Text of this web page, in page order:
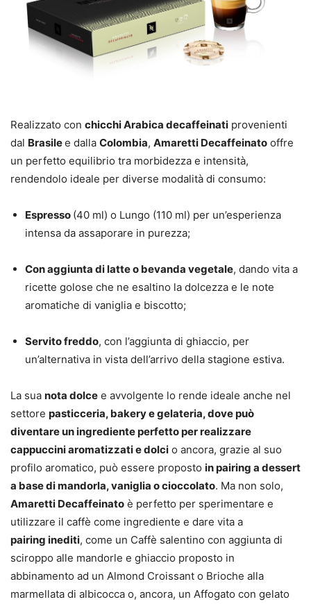
Realizzato con chicchi Arabica decaffeinati provenienti
dal Brasilee dalla Colombia, Amaretti Decaffeinato offre
un perfetto equilibrio tra morbidezza e intensità,
rendendolo ideale per diverse modalità di consumo:
Espresso (40 ml) o Lungo (110 ml) per un’esperienza
intensa da assaporare in purezza;
Con aggiunta di latte o bevanda vegetale, dando vita a
ricette golose che ne esaltino la dolcezza e le note
aromatiche di vaniglia e biscotto;
Servito freddo, con l’aggiunta di ghiaccio, per
un’alternativa in vista dell’arrivo della stagione estiva.
La sua nota dolce e avvolgente lo rende ideale anche nel
settore pasticceria, bakery e gelateria, dove può
diventare un ingrediente perfetto per realizzare
cappuccini aromatizzati e dolci o ancora, grazie al suo
profilo aromatico, può essere proposto in pairing a dessert
a base di mandorla, vaniglia o cioccolato. Ma non solo,
Amaretti Decaffeinato è perfetto per sperimentare e
utilizzare il caffè come ingrediente e dare vita a
pairing inediti, come un Caffè salentino con aggiunta di
sciroppo alle mandorle e ghiaccio proposto in
abbinamento ad un Almond Croissant o Brioche alla
marmellata di albicocca o, ancora, un Affogato con gelato